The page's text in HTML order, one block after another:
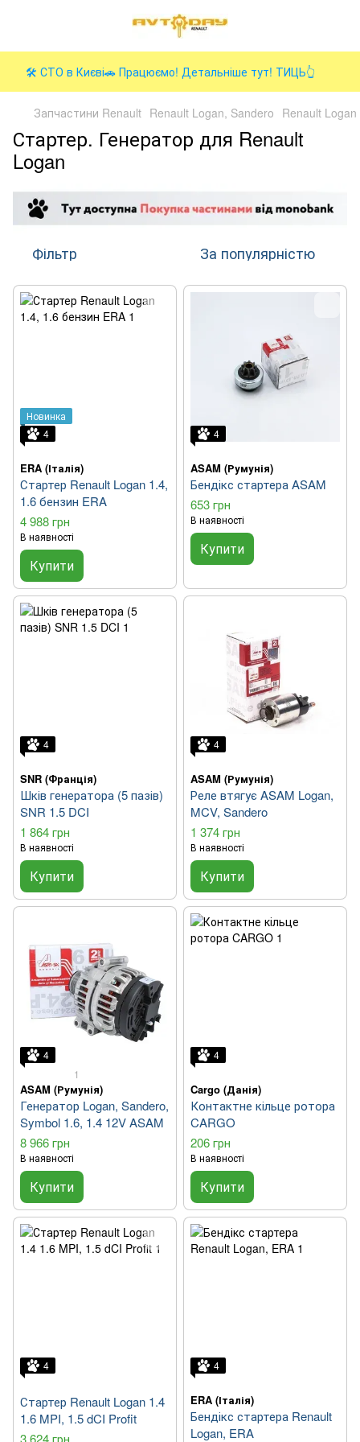
🛠️ СТО в Києві🚗 Працюємо! Детальніше тут! ТИЦЬ👆
Запчастини Renault Renault Logan, Sandero Renault
Стартер. Генератор для Renault
Logan
Фільтр За популярністю
Новинка
4
ERA (Італія)
Стартер Renault Logan 1.4,
1.6 бензин ERA
4 988 грн
В наявності
Купити
4
ASAM (Румунія)
Бендікс стартера ASAM
653 грн
В наявності
Купити
4
SNR (Франція)
Шків генератора (5 пазів)
SNR 1.5 DCI
1 864 грн
В наявності
Купити
4
ASAM (Румунія)
Реле втягує ASAM Logan,
MCV, Sandero
1 374 грн
В наявності
Купити
4
1
ASAM (Румунія)
Генератор Logan, Sandero,
Symbol 1.6, 1.4 12V ASAM
8 966 грн
В наявності
Купити
4
Cargo (Данія)
Контактне кільце ротора
CARGO
206 грн
В наявності
Купити
4
Стартер Renault Logan 1.4
1.6 MPI, 1.5 dCI Profit
4
ERA (Італія)
Бендікс стартера Renault
Logan, ERA